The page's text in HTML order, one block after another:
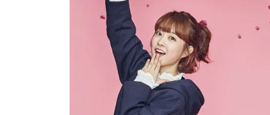
รับชมซับไทยได้ที่นี่
Strong Woman Do Bong Soon